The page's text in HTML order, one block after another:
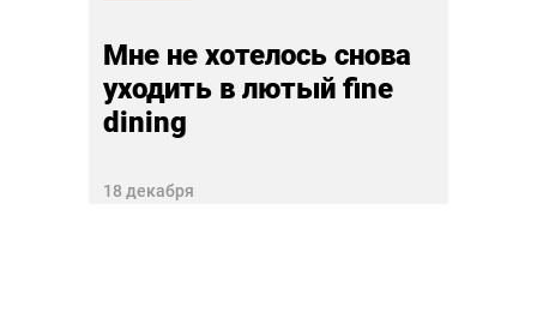
Мне не хотелось снова
уходить в лютый fine
dining
18 декабря